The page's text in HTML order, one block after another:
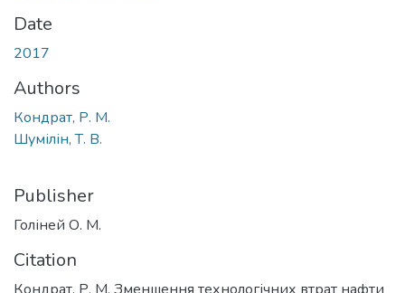
Date
2017
Authors
Кондрат, Р. М.
Шумілін, Т. В.
Publisher
Голіней О. М.
Citation